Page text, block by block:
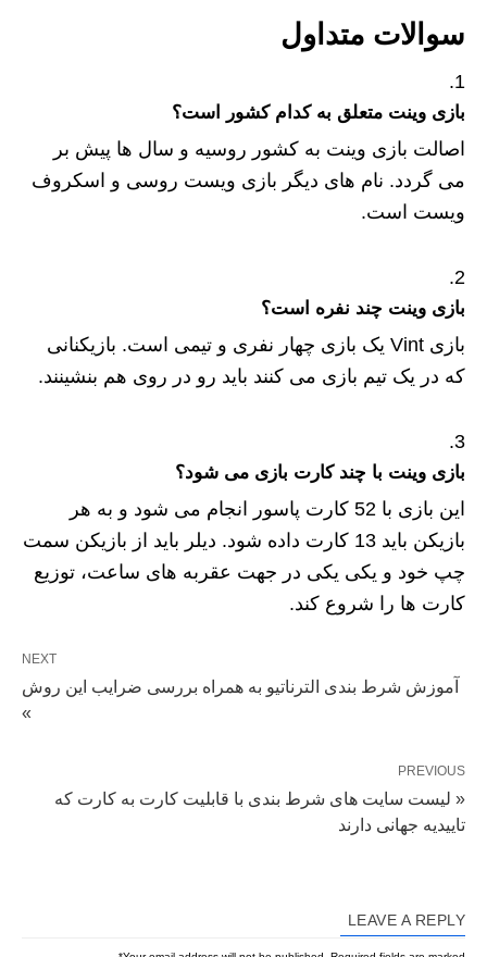
سوالات متداول
بازی وینت متعلق به کدام کشور است؟
اصالت بازی وینت به کشور روسیه و سال ها پیش بر
می گردد. نام های دیگر بازی ویست روسی و اسکروف
ویست است.
بازی وینت چند نفره است؟
بازی Vint یک بازی چهار نفری و تیمی است. بازیکنانی
که در یک تیم بازی می کنند باید رو در روی هم بنشینند.
بازی وینت با چند کارت بازی می شود؟
این بازی با 52 کارت پاسور انجام می شود و به هر
بازیکن باید 13 کارت داده شود. دیلر باید از بازیکن سمت
چپ خود و یکی یکی در جهت عقربه های ساعت، توزیع
کارت ها را شروع کند.
NEXT
آموزش شرط بندی الترناتیو به همراه بررسی ضرایب این روش
»
PREVIOUS
« لیست سایت های شرط بندی با قابلیت کارت به کارت که
تاییدیه جهانی دارند
LEAVE A REPLY